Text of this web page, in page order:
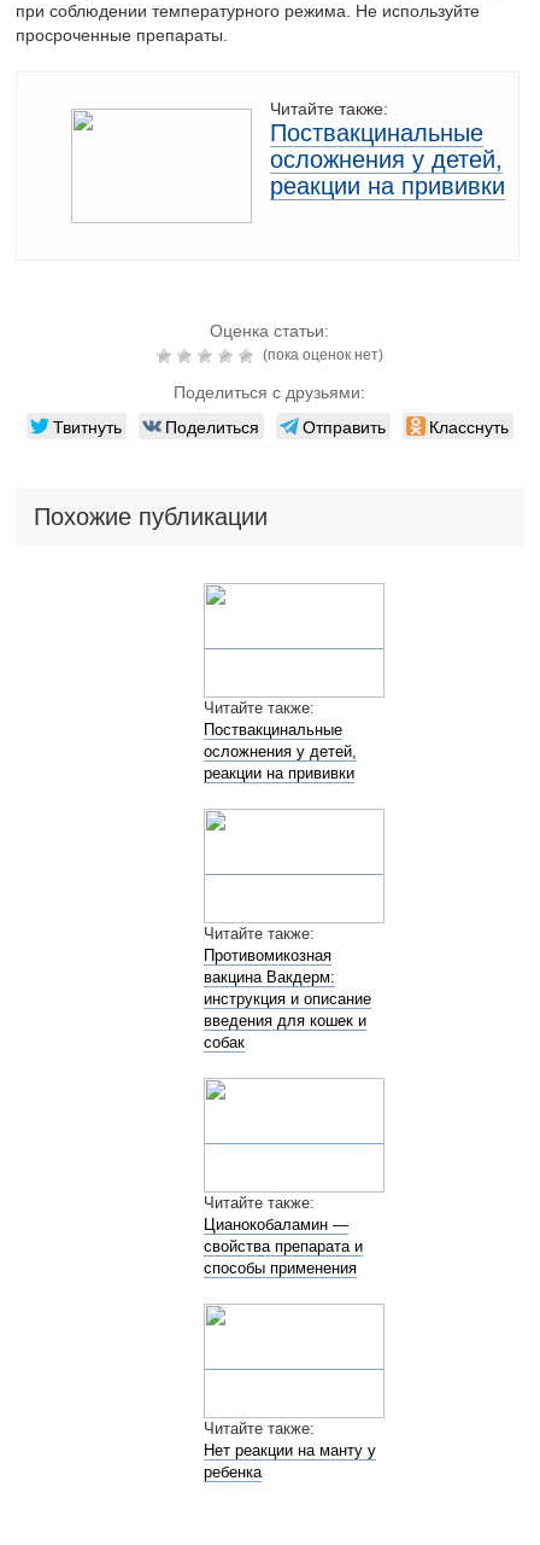
при соблюдении температурного режима. Не используйте
просроченные препараты.
Читайте также:
Поствакцинальные
осложнения у детей,
реакции на прививки
Оценка статьи:
(пока оценок нет)
Поделиться с друзьями:
Твитнуть Поделиться Отправить Класснуть
Похожие публикации
Читайте также:
Поствакцинальные
осложнения у детей,
реакции на прививки
Читайте также:
Противомикозная
вакцина Вакдерм:
инструкция и описание
введения для кошек и
собак
Читайте также:
Цианокобаламин —
свойства препарата и
способы применения
Читайте также:
Нет реакции на манту у
ребенка